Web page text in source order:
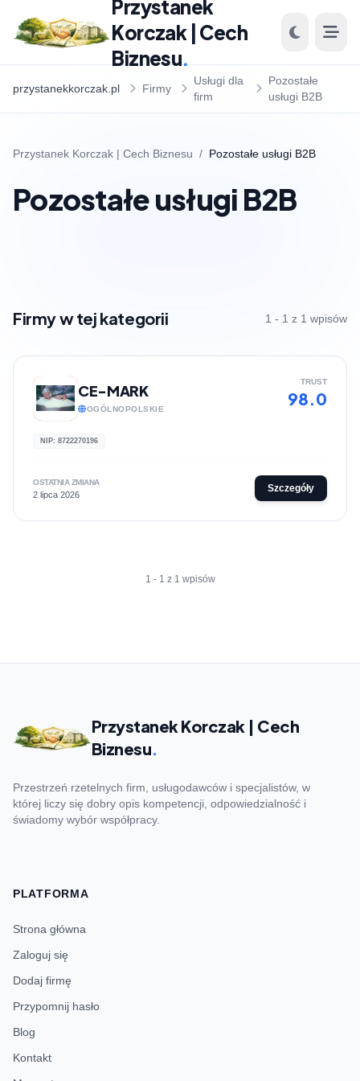
Przystanek
Korczak | Cech
Biznesu.
przystanekkorczak.pl Firmy
Usługi dla
firm
Pozostałe
usługi B2B
Przystanek Korczak | Cech Biznesu / Pozostałe usługi B2B
Pozostałe usługi B2B
Firmy w tej kategorii 1 - 1 z 1 wpisów
CE-MARK
OGÓLNOPOLSKIE
TRUST
98.0
NIP: 8722270196
OSTATNIA ZMIANA
2 lipca 2026
Szczegóły
1 - 1 z 1 wpisów
Przystanek Korczak | Cech
Biznesu.
Przestrzeń rzetelnych firm, usługodawców i specjalistów, w
której liczy się dobry opis kompetencji, odpowiedzialność i
świadomy wybór współpracy.
PLATFORMA
Strona główna
Zaloguj się
Dodaj firmę
Przypomnij hasło
Blog
Kontakt